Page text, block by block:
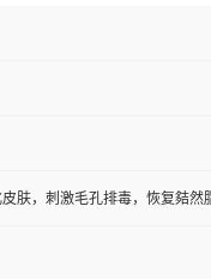
肤，刺激毛孔排毒，恢复夡然